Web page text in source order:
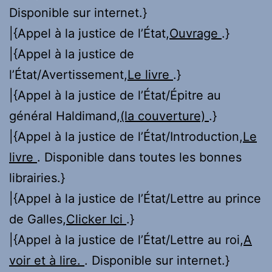
Disponible sur internet.}
|{Appel à la justice de l’État,Ouvrage .}
|{Appel à la justice de
l’État/Avertissement,Le livre .}
|{Appel à la justice de l’État/Épitre au
général Haldimand,(la couverture) .}
|{Appel à la justice de l’État/Introduction,Le
livre . Disponible dans toutes les bonnes
librairies.}
|{Appel à la justice de l’État/Lettre au prince
de Galles,Clicker Ici .}
|{Appel à la justice de l’État/Lettre au roi,A
voir et à lire. . Disponible sur internet.}